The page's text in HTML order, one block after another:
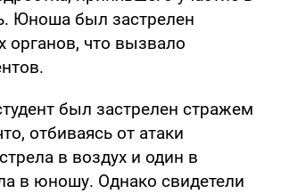
Юноша был застрелен
органов, что вызвало
был застрелен стражем
отбиваясь от атаки
в воздух и один в
в юношу. Однако свидетели